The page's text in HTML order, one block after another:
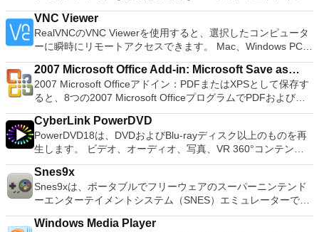
converter, spell check and word count feature. WPS Office
2016 Personal Edition supports switching language UI,File
Roaming and Docer online templates. Key features include:
Writer Efficient word processor. Presentation Multimedia
presentations creator. Spreadsheets Powerful tool for data
processing and analysis. 100% compatible with MS Office
document file types (.docx, .pptx, .xlsx, etc.). Thousands of
support (iOS and Android). WPS Cloud Storage included.
Although it is a free suite, WPS Office 2016 Free comes with
many innovative features, including a useful a paragraph
adjustment tool int he Writer program. It has an Office to PDF
converter, automatic spell checking and word count features.
It also has some neat tools such as the Watermark in
document, and converting PowerPoint to Word document
support. Overall, WPS Office 2016 Free is a good alternative
PCで動作するゲームを見ることができます。 PCSX2エミュレ
ーターを使用すると、PS2コントローラーを使用して、本物の
プレイステーション体験をシミュレートできます。このアプリ
ケーションでは、ディスクからゲームを直接実行することも、
ハードドライブからISOイメージとして実行することもできま
す。 主な機能は次のとおりです。 Savestates：ボタンを1つ
押すだけで、ゲームの現在の「状態」を保存できます。 無制
限のメモリーカード：好きなだけメモリーカードを保存でき、
8MBから64MBまでの単一の物理カードに制限されなくなりま
した。 高解像度グラフィックス：PCSX2を使用すると、
1080pまたは4K HDでゲームをプレイできます。 全体とし
ゲームを高い精度でエミュレートでき、Windowsとエミュレ
ーターを切り替えることができます。欠点は、高速ゲームに苦
労し、時々フリーズまたはクラッシュすることです。* PCSX2
を使用するには、コンソールから抽出できるPlaystation 2
BIOSが必要です。
フォーマットおよび作成できます。 Rufusは、次のシナリオで
役立ちます。 Windows、Linux、およびUEFI用の起動可能な
ISOからUSBインストールメディアを作成する必要がある場
合。 OSがインストールされていないシステムで作業する必要
がある場合。 BIOSまたはその他のファームウェアをDOSから
フラッシュする必要がある場合。 低レベルのユーティリティ
を実行する必要がある場合。 Rufusは次の* ISOで動作しま
す：Arch Linux、Archbang、BartPE / pebuilder、CentOS、
Damn Small Linux、Fedora、FreeDOS、Gentoo、
gNewSense、Hiren&#39;s Boot CD、LiveXP、Knoppix、
Kubuntu、Linux Mint、NT Password Registry Editor、
OpenSUSE、Parted Magic、Slackware、Tails、Trinity
Rescue Kit、Ubuntu、Ultimate Boot CD、Windows XP（SP2
以降）、Windows Server 2003 R2、Windows Vista、
Windows 7、Windows 8。 *このリストは完全ではありませ
ア語、マレーシア語、セシュティナ、ダンスク、ドイツ語、英
VNC Viewer
RealVNCのVNC Viewerを使用すると、選択したコンピュータ
ーに瞬時にリモートアクセスできます。 Mac、Windows PC、
またはLinuxマシン、世界中のどこからでも。 VNC Viewerを
使用すると、コンピューターのデスクトップを表示したり、コ
ンピューターの前に直接座っているかのようにマウスとキーボ
ードを制御したりできます。 VNC Viewerは、インストールと
使用が簡単です。制御したいデバイスでインストーラーを実行
し、指示に従ってください。オプションで、Windowsでのリ
モート展開に使用可能なMSIがあります。デスクトッププラッ
トフォームにVNC Viewerをインストールする権限がない場合
は、スタンドアロンオプションを選択する必要があります。
主な機能は次のとおりです。 クラウドサービスを介してVNC
Connectを実行しているコンピューターに接続します。 Apple
Screen Sharing（ARD）などのサードパーティ製のVNC互換
ソフトウェアを実行しているコンピューターに直接接続しま
2007 Microsoft Office Add-in: Microsoft Save as
PDF or XPS
2007 Microsoft Officeアドイン：PDFまたはXPSとして保存す
ると、8つの2007 Microsoft OfficeプログラムでPDFおよび
XPS形式にエクスポートして保存できます。このツールを使用
すると、これらのプログラムのサブセットでPDF形式および
XPS形式の電子メール添付ファイルとして送信することもでき
ます（特定の機能はプログラムによって異なります）。 この
ダウンロードは、次のOfficeプログラムで動作します。
Microsoft Office Access 2007。 Microsoft Office Excel 2007。
Microsoft Office InfoPath 2007。 Microsoft Office OneNote
2007。 Microsoft Office PowerPoint 2007。 Microsoft Office
Publisher 2007。 Microsoft Office Visio 2007。 Microsoft
CyberLink PowerDVD
PowerDVD18は、DVDおよびBlu-rayディスク以上のものを再
生します。 ビデオ、オーディオ、写真、VR 360°コンテン
ツ、さらにはYouTubeやVimeoにとっても、PowerDVD18は重
要なエンターテイメントの仲間です。 Ultra HD HDR TVとサ
ラウンドサウンドシステムの可能性を解き放ち、360°ビデオ
の増え続けるコレクションへのアクセスで仮想世界に没頭する
か、PCまたはラップトップでの比類のない再生サポートと独
Snes9x
Snes9xは、ポータブルでフリーウェアのスーパーニンテンド
ーエンターテイメントシステム（SNES）エミュレーターで
す。このアプリケーションを使用すると、PCでSNESおよびス
ーパーファミコンニンテンドーゲームシステム用に設計された
Windows Media Player